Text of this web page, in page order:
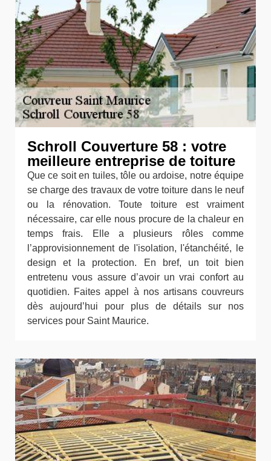
Schroll Couverture 58 : votre
meilleure entreprise de toiture
Que ce soit en tuiles, tôle ou ardoise, notre équipe
se charge des travaux de votre toiture dans le neuf
ou la rénovation. Toute toiture est vraiment
nécessaire, car elle nous procure de la chaleur en
temps frais. Elle a plusieurs rôles comme
l’approvisionnement de l'isolation, l'étanchéité, le
design et la protection. En bref, un toit bien
entretenu vous assure d’avoir un vrai confort au
quotidien. Faites appel à nos artisans couvreurs
dès aujourd’hui pour plus de détails sur nos
services pour Saint Maurice.